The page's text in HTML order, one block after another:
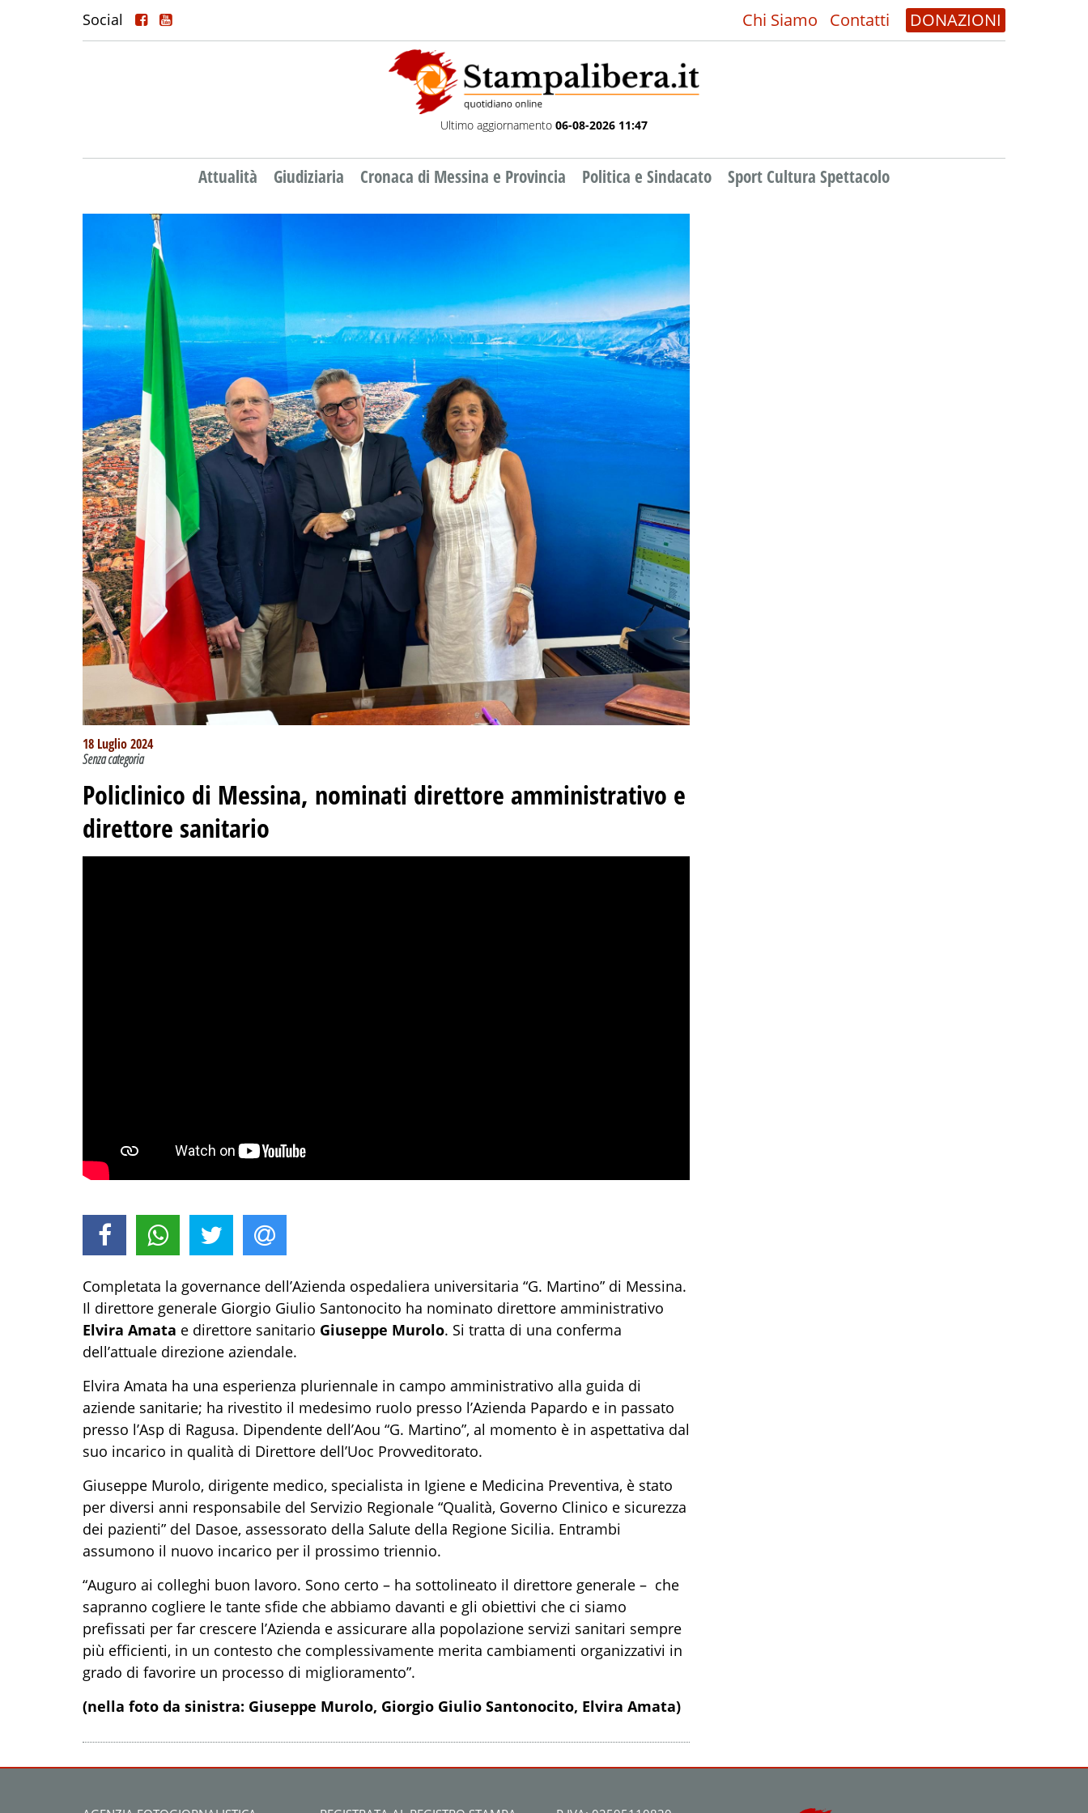
Social Chi Siamo Contatti DONAZIONI
Ultimo aggiornamento 06-08-2026 11:47
Attualità Giudiziaria Cronaca di Messina e Provincia Politica e Sindacato Sport Cultura Spettacolo
18 Luglio 2024
Senza categoria
Policlinico di Messina, nominati direttore amministrativo e
direttore sanitario
Completata la governance dell’Azienda ospedaliera universitaria “G. Martino” di Messina.
Il direttore generale Giorgio Giulio Santonocito ha nominato direttore amministrativo
Elvira Amata e direttore sanitario Giuseppe Murolo. Si tratta di una conferma
dell’attuale direzione aziendale.
Elvira Amata ha una esperienza pluriennale in campo amministrativo alla guida di
aziende sanitarie; ha rivestito il medesimo ruolo presso l’Azienda Papardo e in passato
presso l’Asp di Ragusa. Dipendente dell’Aou “G. Martino”, al momento è in aspettativa dal
suo incarico in qualità di Direttore dell’Uoc Provveditorato.
Giuseppe Murolo, dirigente medico, specialista in Igiene e Medicina Preventiva, è stato
per diversi anni responsabile del Servizio Regionale “Qualità, Governo Clinico e sicurezza
dei pazienti” del Dasoe, assessorato della Salute della Regione Sicilia. Entrambi
assumono il nuovo incarico per il prossimo triennio.
“Auguro ai colleghi buon lavoro. Sono certo – ha sottolineato il direttore generale – che
sapranno cogliere le tante sfide che abbiamo davanti e gli obiettivi che ci siamo
prefissati per far crescere l’Azienda e assicurare alla popolazione servizi sanitari sempre
più efficienti, in un contesto che complessivamente merita cambiamenti organizzativi in
grado di favorire un processo di miglioramento”.
(nella foto da sinistra: Giuseppe Murolo, Giorgio Giulio Santonocito, Elvira Amata)